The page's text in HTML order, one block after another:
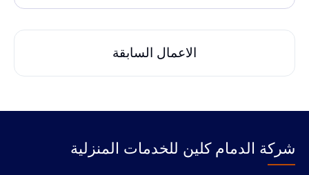
الاعمال السابقة
‭‬شركة الدمام كلين للخدمات المنزلية